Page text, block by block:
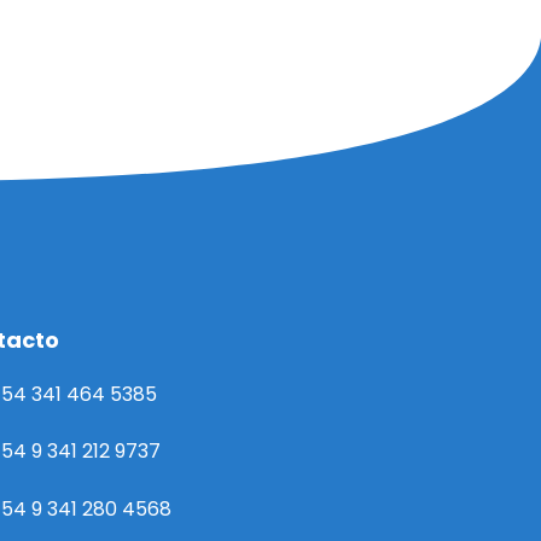
341 464 5385
9 341 212 9737
9 341 280 4568